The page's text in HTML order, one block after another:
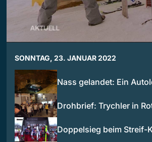
SONNTAG, 23. JANUAR 2022
Nass gelandet: Ein
Drohbrief: Trychler in
Doppelsieg beim